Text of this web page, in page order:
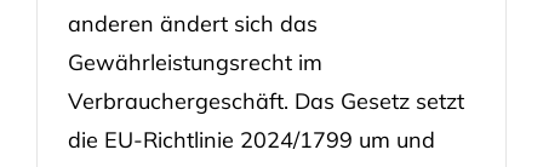
anderen ändert sich das
Gewährleistungsrecht im
Verbrauchergeschäft. Das Gesetz setzt
die EU-Richtlinie 2024/1799 um und